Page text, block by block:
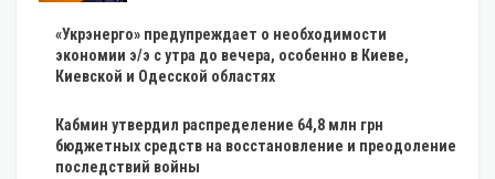
«Укрэнерго» предупреждает о необходимости
экономии э/э с утра до вечера, особенно в Киеве,
Киевской и Одесской областях
Кабмин утвердил распределение 64,8 млн грн
бюджетных средств на восстановление и преодоление
последствий войны